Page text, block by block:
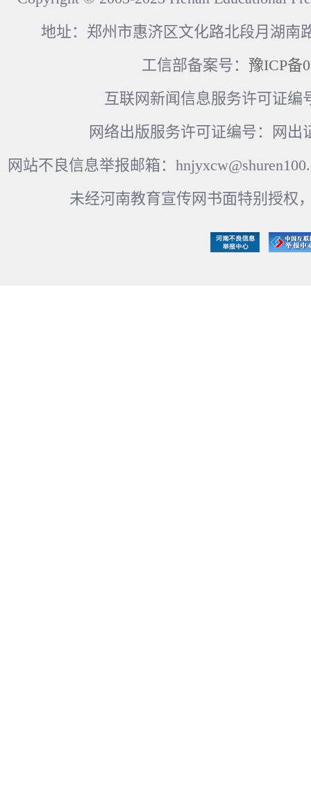
地址：郑州市惠济区文化路北段月湖南
工信部备案号： 豫ICP备
互联网新闻信息服务许可证编
网络出版服务许可证编号：网出
网站不良信息举报邮箱：
未经河南教育宣传网书面特别授权